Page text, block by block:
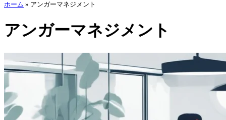
ホーム » アンガーマネジメント
アンガーマネジメント